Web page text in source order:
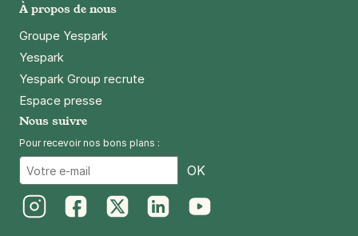
+ Abonnements disponibles
Paris - Vaugirard - Falguière
25 rue André Gide
75015Paris
À propos de nous
Groupe Yespark
Yespark
Yespark Group recrute
Espace presse
Nous suivre
Pour recevoir nos bons plans :
OK